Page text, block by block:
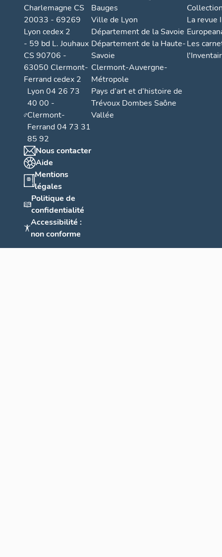
Charlemagne CS
20033 - 69269
Lyon cedex 2
- 59 bd L. Jouhaux
CS 90706 -
63050 Clermont-
Ferrand cedex 2
Lyon 04 26 73
40 00 -
Clermont-
Ferrand 04 73 31
85 92
Nous contacter
Aide
Mentions
légales
Politique de
confidentialité
Accessibilité :
non conforme
Bauges
Ville de Lyon
Département de la Savoie
Département de la Haute-
Savoie
Clermont-Auvergne-
Métropole
Pays d’art et d’histoire de
Trévoux Dombes Saône
Vallée
La revue
Les